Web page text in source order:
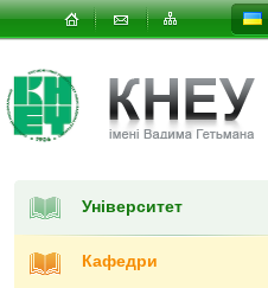
Університет
Кафедри